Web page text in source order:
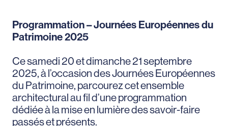
Programmation – Journées Européennes du
Patrimoine 2025
Ce samedi 20 et dimanche 21 septembre
2025, à l’occasion des Journées Européennes
du Patrimoine, parcourez cet ensemble
architectural au fil d’une programmation
dédiée à la mise en lumière des savoir-faire
passés et présents.